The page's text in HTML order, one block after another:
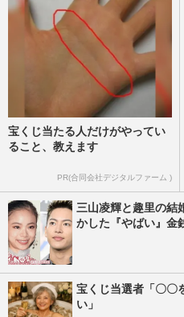
宝くじ当たる人だけがやってい
ること、教えます
PR(合同会社デジタルファーム )
三山凌輝と趣里の結
かした『やばい』金
宝くじ当選者「〇〇
い」